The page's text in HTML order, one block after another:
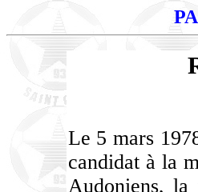
Le 5 mars
candidat à la
Audoniens,